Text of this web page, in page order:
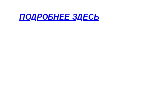
ПОДРОБНЕЕ ЗДЕСЬ